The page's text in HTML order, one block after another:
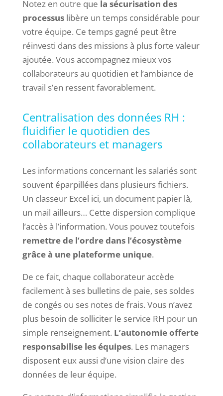
Notez en outre que la sécurisation des
processuslibère un temps considérable pour
votre équipe. Ce temps gagné peut être
réinvesti dans des missions à plus forte valeur
ajoutée. Vous accompagnez mieux vos
collaborateurs au quotidien et l’ambiance de
travail s’en ressent favorablement.
Centralisation des données RH :
fluidifier le quotidien des
collaborateurs et managers
Les informations concernant les salariés sont
souvent éparpillées dans plusieurs fichiers.
Un classeur Excel ici, un document papier là,
un mail ailleurs… Cette dispersion complique
l’accès à l’information. Vous pouvez toutefois
remettre de l’ordre dans l’écosystème
grâce à une plateforme unique.
De ce fait, chaque collaborateur accède
facilement à ses bulletins de paie, ses soldes
de congés ou ses notes de frais. Vous n’avez
plus besoin de solliciter le service RH pour un
simple renseignement. L’autonomie offerte
responsabilise les équipes. Les managers
disposent eux aussi d’une vision claire des
données de leur équipe.